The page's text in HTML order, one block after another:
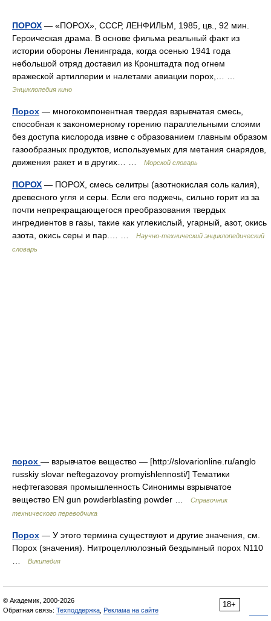
ПОРОХ — «ПОРОХ», СССР, ЛЕНФИЛЬМ, 1985, цв., 92 мин.
Героическая драма. В основе фильма реальный факт из
истории обороны Ленинграда, когда осенью 1941 года
небольшой отряд доставил из Кронштадта под огнем
вражеской артиллерии и налетами авиации порох,… …
Энциклопедия кино
Порох — многокомпонентная твердая взрывчатая смесь,
способная к закономерному горению параллельными слоями
без доступа кислорода извне с образованием главным образом
газообразных продуктов, используемых для метания снарядов,
движения ракет и в других… …
Морской словарь
ПОРОХ — ПОРОХ, смесь селитры (азотнокислая соль калия),
древесного угля и серы. Если его поджечь, сильно горит из за
почти непрекращающегося преобразования твердых
ингредиентов в газы, такие как углекислый, угарный, азот, окись
азота, окись серы и пар.… …
Научно-технический энциклопедический
словарь
порох — взрывчатое вещество — [http://slovarionline.ru/anglo
russkiy slovar neftegazovoy promyishlennosti/] Тематики
нефтегазовая промышленность Синонимы взрывчатое
вещество EN gun powderblasting powder …
Справочник
технического переводчика
Порох — У этого термина существуют и другие значения, см.
Порох (значения). Нитроцеллюлозный бездымный порох N110
Википедия
18+
© Академик, 2000-2026
Обратная связь: Техподдержка Реклама на сайте